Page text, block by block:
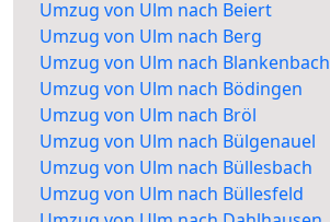
Umzug von Ulm nach Beiert
Umzug von Ulm nach Berg
Umzug von Ulm nach Blankenbach
Umzug von Ulm nach Bödingen
Umzug von Ulm nach Bröl
Umzug von Ulm nach Bülgenauel
Umzug von Ulm nach Büllesbach
Umzug von Ulm nach Büllesfeld